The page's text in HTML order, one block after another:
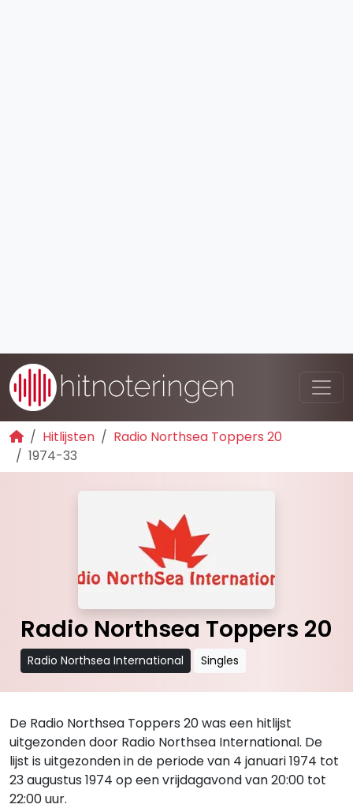
Hitlijsten
Radio Northsea Toppers 20
1974-33
Radio Northsea Toppers 20
Radio Northsea International Singles
De Radio Northsea Toppers 20 was een hitlijst
uitgezonden door Radio Northsea International. De
lijst is uitgezonden in de periode van 4 januari 1974 tot
23 augustus 1974 op een vrijdagavond van 20:00 tot
22:00 uur.